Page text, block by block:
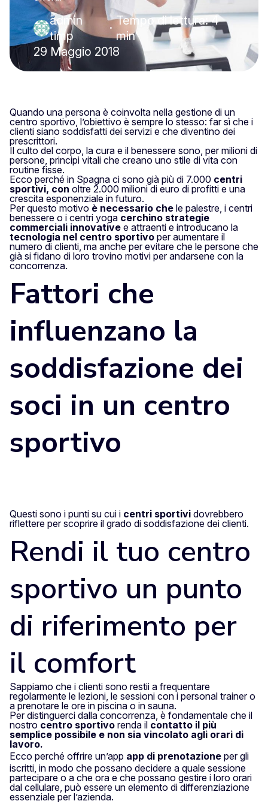
admin
timp
·
Tempo di lettura: 4
min
29 Maggio 2018
Quando una persona è coinvolta nella gestione di un
centro sportivo, l’obiettivo è sempre lo stesso: far sì che i
clienti siano soddisfatti dei servizi e che diventino dei
prescrittori.
Il culto del corpo, la cura e il benessere sono, per milioni di
persone, principi vitali che creano uno stile di vita con
routine fisse.
Ecco perché in Spagna ci sono già più di 7.000 centri
sportivi, con oltre 2.000 milioni di euro di profitti e una
crescita esponenziale in futuro.
Per questo motivo è necessario che le palestre, i centri
benessere o i centri yoga cerchino strategie
commerciali innovative e attraenti e introducano la
tecnologia nel centro sportivo per aumentare il
numero di clienti, ma anche per evitare che le persone che
già si fidano di loro trovino motivi per andarsene con la
concorrenza.
Fattori che
influenzano la
soddisfazione dei
soci in un centro
sportivo
Questi sono i punti su cui i centri sportivi dovrebbero
riflettere per scoprire il grado di soddisfazione dei clienti.
Rendi il tuo centro
sportivo un punto
di riferimento per
il comfort
Sappiamo che i clienti sono restii a frequentare
regolarmente le lezioni, le sessioni con i personal trainer o
a prenotare le ore in piscina o in sauna.
Per distinguerci dalla concorrenza, è fondamentale che il
nostro centro sportivo renda il contatto il più
semplice possibile e non sia vincolato agli orari di
lavoro.
Ecco perché offrire un’app app di prenotazione per gli
iscritti, in modo che possano decidere a quale sessione
partecipare o a che ora e che possano gestire i loro orari
dal cellulare, può essere un elemento di differenziazione
essenziale per l’azienda.